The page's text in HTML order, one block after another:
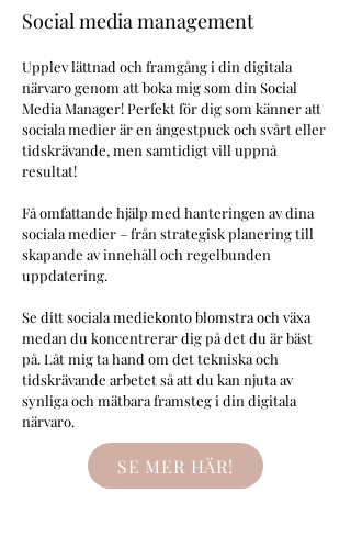
Social media management
Upplev lättnad och framgång i din digitala
närvaro genom att boka mig som din Social
Media Manager! Perfekt för dig som känner att
sociala medier är en ångestpuck och svårt eller
tidskrävande, men samtidigt vill uppnå
resultat!
Få omfattande hjälp med hanteringen av dina
sociala medier – från strategisk planering till
skapande av innehåll och regelbunden
uppdatering.
Se ditt sociala mediekonto blomstra och växa
medan du koncentrerar dig på det du är bäst
på. Låt mig ta hand om det tekniska och
tidskrävande arbetet så att du kan njuta av
synliga och mätbara framsteg i din digitala
närvaro.
SE MER HÄR!